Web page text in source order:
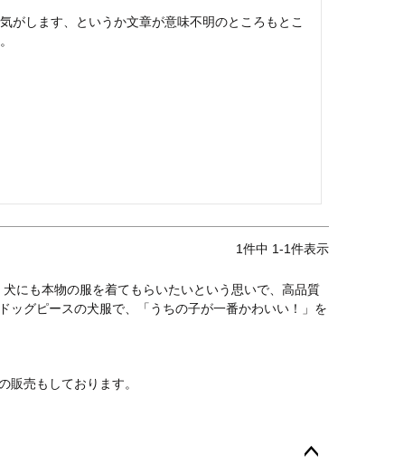
がします、というか文章が意味不明のところもとこ
1件中 1-1件表示
にも本物の服を着てもらいたいという思いで、高品質
ッグピースの犬服で、「うちの子が一番かわいい！」を
売もしております。